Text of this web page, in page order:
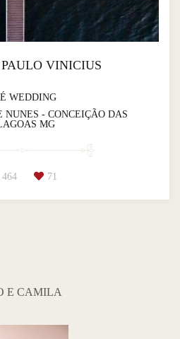
VINICIUS
WEDDING
NUNES - CONCEIÇÃO DAS
MG
464 71
E CAMILA